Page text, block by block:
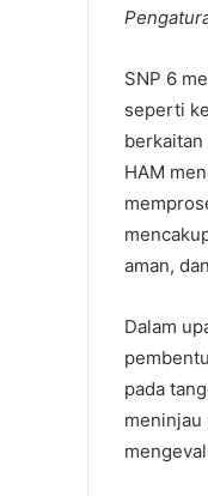
SNP 6
seperti
berkaitan
HAM
aman,
Dalam
pada
meninjau